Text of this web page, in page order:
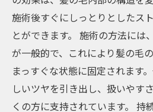
施術後すぐにしっとりとしたス
とができます。 施術の方法には
が一般的で、これにより髪の毛
まっすぐな状態に固定されます
しいツヤを引き出し、扱いやす
くの方に支持されています。 持